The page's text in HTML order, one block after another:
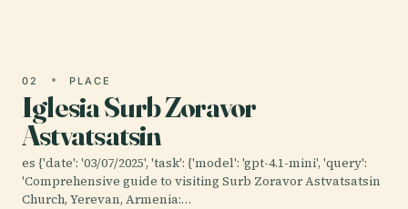
02 PLACE
Iglesia Surb Zoravor
Astvatsatsin
es {'date': '03/07/2025', 'task': {'model': 'gpt-4.1-mini', 'query':
'Comprehensive guide to visiting Surb Zoravor Astvatsatsin
Church, Yerevan, Armenia:…